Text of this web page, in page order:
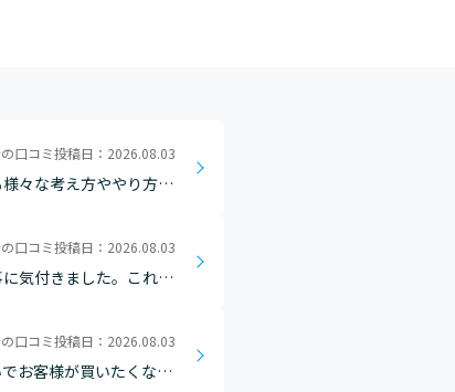
口コミ投稿日：2026.08.03
々な考え方ややり方が
口コミ投稿日：2026.08.03
気付きました。これか
口コミ投稿日：2026.08.03
お客様が買いたくなる